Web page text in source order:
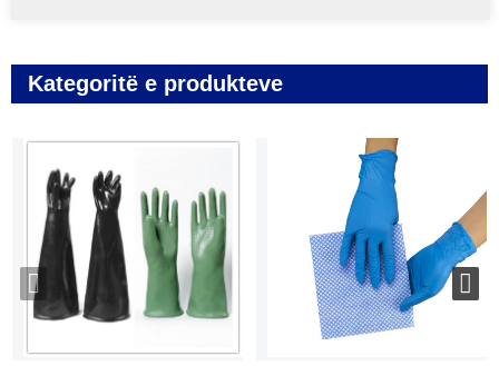
Kategoritë e produkteve